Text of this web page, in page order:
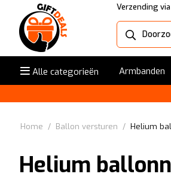
Verzending
Alle categorieën Armbanden
Home / Ballon versturen / Helium
Helium